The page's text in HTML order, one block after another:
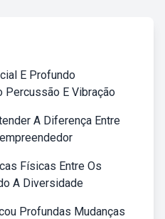
E Profundo
Percussão E Vibração
A Diferença Entre
Físicas Entre Os
A Diversidade
Profundas Mudanças